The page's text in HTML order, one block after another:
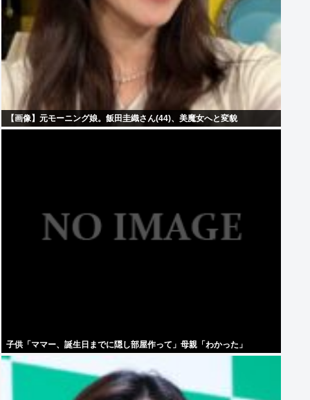
【画像】元モーニング娘。飯田圭織さん(44)、美魔女へと変貌
子供「ママー、誕生日までに隠し部屋作って」母親「わかった」